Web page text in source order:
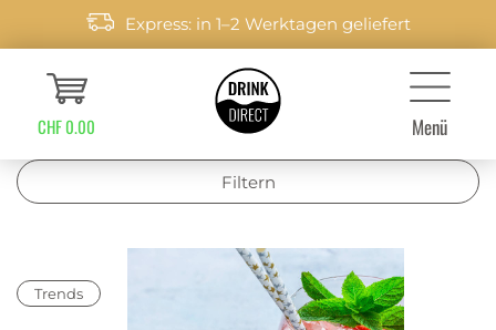
Express: in 1–2 Werktagen geliefert
CHF 0.00 Menü
Filtern
Trends